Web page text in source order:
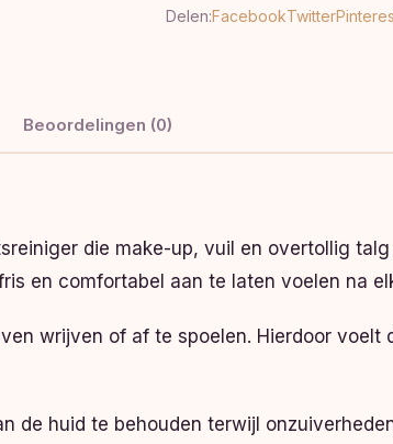
Delen:FacebookTwitter
Beoordelingen (0)
die make-up, vuil en overtollig
en comfortabel aan te laten voelen na
wrijven of af te spoelen. Hierdoor voelt
de huid te behouden terwijl